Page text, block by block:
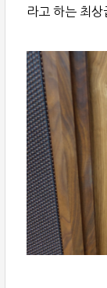
라고 하는 최상